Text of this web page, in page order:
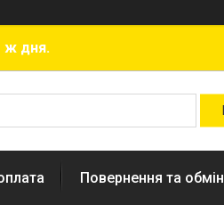
ж дня.
Повернення та обмін